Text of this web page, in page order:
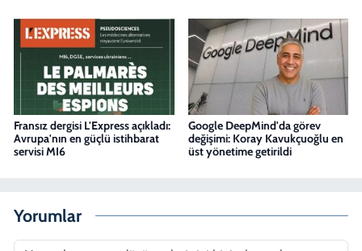
Fransız dergisi L'Express açıkladı:
Avrupa'nın en güçlü istihbarat
servisi MI6
Google DeepMind'da görev
değişimi: Koray Kavukçuoğlu en
üst yönetime getirildi
Yorumlar